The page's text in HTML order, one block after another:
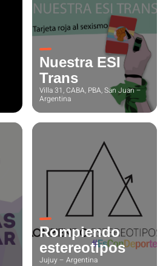
Nuestra ESI
Trans
Villa 31, CABA, PBA, San Juan –
Argentina
Rompiendo
estereotipos
Jujuy – Argentina